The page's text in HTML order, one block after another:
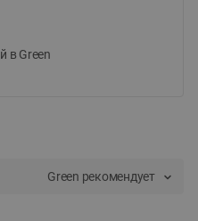
в Green
Green рекомендует